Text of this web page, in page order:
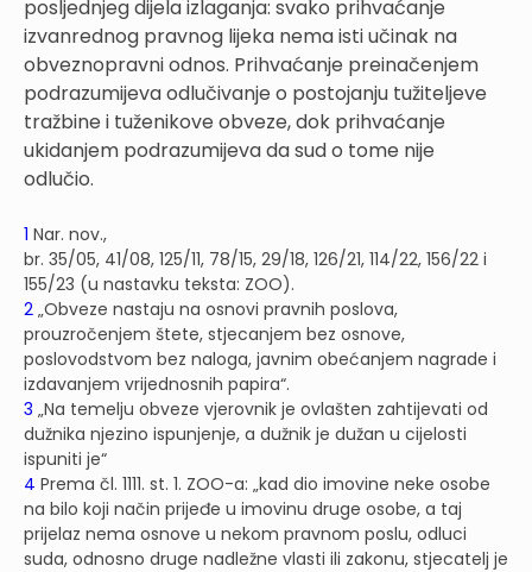
posljednjeg dijela izlaganja: svako prihvaćanje
izvanrednog pravnog lijeka nema isti učinak na
obveznopravni odnos. Prihvaćanje preinačenjem
podrazumijeva odlučivanje o postojanju tužiteljeve
tražbine i tuženikove obveze, dok prihvaćanje
ukidanjem podrazumijeva da sud o tome nije
odlučio.
1 Nar. nov.,
br. 35/05, 41/08, 125/11, 78/15, 29/18, 126/21, 114/22, 156/22 i
155/23 (u nastavku teksta: ZOO).
2 „Obveze nastaju na osnovi pravnih poslova,
prouzročenjem štete, stjecanjem bez osnove,
poslovodstvom bez naloga, javnim obećanjem nagrade i
izdavanjem vrijednosnih papira“.
3 „Na temelju obveze vjerovnik je ovlašten zahtijevati od
dužnika njezino ispunjenje, a dužnik je dužan u cijelosti
ispuniti je“
4 Prema čl. 1111. st. 1. ZOO-a: „kad dio imovine neke osobe
na bilo koji način prijeđe u imovinu druge osobe, a taj
prijelaz nema osnove u nekom pravnom poslu, odluci
suda, odnosno druge nadležne vlasti ili zakonu, stjecatelj je